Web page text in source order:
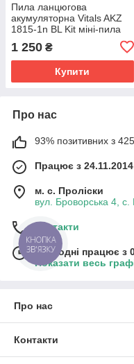
Пила ланцюгова
акумуляторна Vitals AKZ
1815-1n BL Kit міні-пила
акумулятором та
зарядним пристроєм
1 250 ₴
Купити
Про нас
93% позитивних з 425
Працює з 24.11.2014
м. с. Проліски
вул. Броворська 4, с.
Контакти
Сьогодні працює з
Показати весь
Про нас
Контакти
КНОПКА
ЗВ'ЯЗКУ